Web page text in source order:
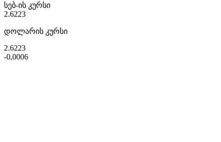
სებ-ის კურსი
2.6223
დოლარის კურსი
2.6223
-0,0006